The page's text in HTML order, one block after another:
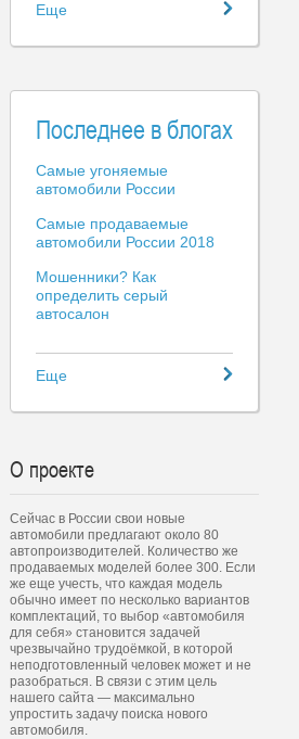
Еще
Последнее в блогах
Самые угоняемые
автомобили России
Самые продаваемые
автомобили России 2018
Мошенники? Как
определить серый
автосалон
Еще
О проекте
Сейчас в России свои новые
автомобили предлагают около 80
автопроизводителей. Количество же
продаваемых моделей более 300. Если
же еще учесть, что каждая модель
обычно имеет по несколько вариантов
комплектаций, то выбор «автомобиля
для себя» становится задачей
чрезвычайно трудоёмкой, в которой
неподготовленный человек может и не
разобраться. В связи с этим цель
нашего сайта — максимально
упростить задачу поиска нового
автомобиля.